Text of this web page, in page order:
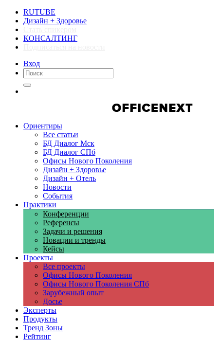
RUTUBE
Дизайн + Здоровье
КОНСАЛТИНГ
Вход
Ориентиры
Все статьи
БД Диалог Мск
БД Диалог СПб
Офисы Нового Поколения
Дизайн + Здоровье
Дизайн + Отель
Новости
События
Практики
Конференции
Референсы
Задачи и решения
Новации и тренды
Кейсы
Проекты
Все проекты
Офисы Нового Поколения
Офисы Нового Поколения СПб
Зарубежный опыт
Досье
Эксперты
Продукты
Тренд Зоны
Рейтинг